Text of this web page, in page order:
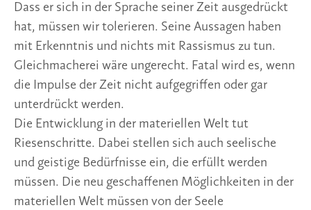
Dass er sich in der Sprache seiner Zeit ausgedrückt
hat, müssen wir tolerieren. Seine Aussagen haben
mit Erkenntnis und nichts mit Rassismus zu tun.
Gleichmacherei wäre ungerecht. Fatal wird es, wenn
die Impulse der Zeit nicht aufgegriffen oder gar
unterdrückt werden.
Die Entwicklung in der materiellen Welt tut
Riesenschritte. Dabei stellen sich auch seelische
und geistige Bedürfnisse ein, die erfüllt werden
müssen. Die neu geschaffenen Möglichkeiten in der
materiellen Welt müssen von der Seele